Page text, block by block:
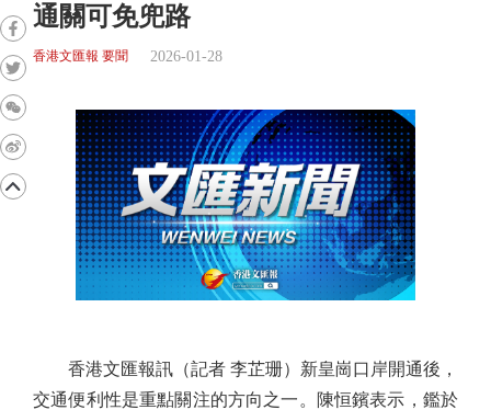
通關可免兜路
香港文匯報 要聞 2026-01-28
香港文匯報訊（記者 李芷珊）新皇崗口岸開通後，
交通便利性是重點關注的方向之一。陳恒鑌表示，鑑於